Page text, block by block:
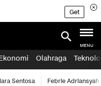
Get
MENU
Olahraga
Sentosa Febrie Adriansyah